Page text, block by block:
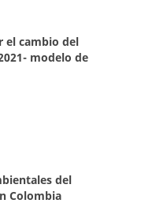
el cambio del
modelo de
del
Colombia